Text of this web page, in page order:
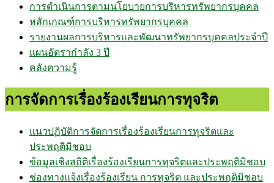
การดำเนินการตามนโยบายการบริหารทรัพยากรบุคคล
หลักเกณฑ์การบริหารทรัพยากรบุคคล
รายงานผลการบริหารและพัฒนาทรัพยากรบุคคลประจำปี
แผนอัตรากำลัง 3 ปี
คลังความรู้
การจัดการเรื่องร้องเรียนการทุจริต
แนวปฏิบัติการจัดการเรื่องร้องเรียนการทุจริตและ
ประพฤติมิชอบ
ข้อมูลเชิงสถิติเรื่องร้องเรียนการทุจริตและประพฤติมิชอบ
ช่องทางแจ้งเรื่องร้องเรียน การทุจริต และประพฤติมิชอบ